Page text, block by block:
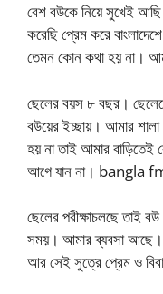
বেশ বউকে নিয়ে সুখেই
করেছি প্রেম করে
তেমন কোন কথা হয় না।
ছেলের বয়স ৮ বছর।
বউয়ের ইচ্ছায়। আমার
হয় না তাই আমার
আগে যান না। bangla
ছেলের পরীক্ষাচলছে তাই
সময়। আমার ব্যবসা আছে।
আর সেই সুত্রে প্রেম ও